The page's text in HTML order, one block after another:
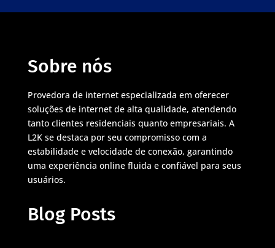
Sobre nós
Provedora de internet especializada em oferecer
soluções de internet de alta qualidade, atendendo
tanto clientes residenciais quanto empresariais. A
L2K se destaca por seu compromisso com a
estabilidade e velocidade de conexão, garantindo
uma experiência online fluida e confiável para seus
usuários.
Blog Posts